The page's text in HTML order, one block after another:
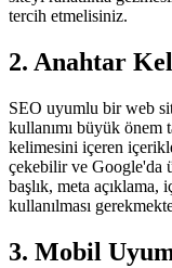
tercih etmelisiniz.
2. Anahtar
SEO uyumlu bir web
kullanımı büyük önem
kelimesini içeren
çekebilir ve Google'da
başlık, meta
kullanılması
3. Mobil